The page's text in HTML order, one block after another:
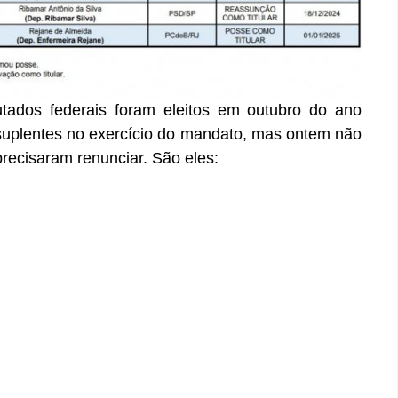
federais foram eleitos em outubro do ano
no exercício do mandato, mas ontem não
renunciar. São eles: